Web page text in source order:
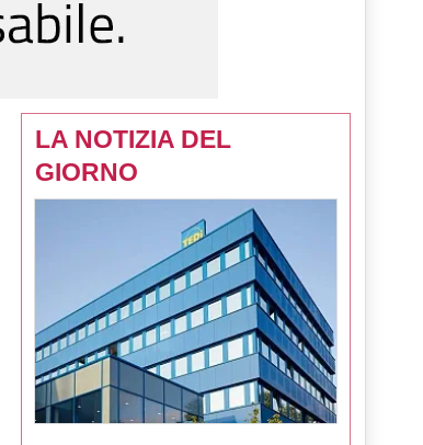
LA NOTIZIA DEL
GIORNO